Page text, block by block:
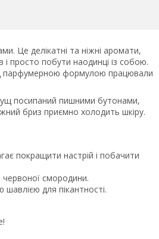
Це делікатні та ніжні аромати,
і просто побути наодинці із собою.
парфумерною формулою працювали
посипаний пишними бутонами,
бриз приємно холодить шкіру.
покращити настрій і побачити
смородини.
для пікантності.